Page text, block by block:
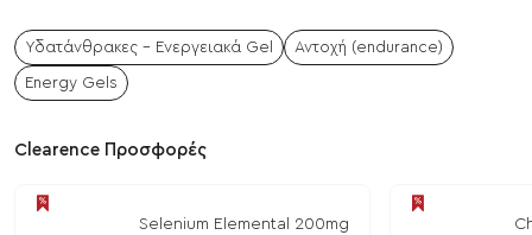
Υδατάνθρακες - Ενεργειακά Gel Αντοχή (endurance)
Energy Gels
Clearence Προσφορές
Selenium Elemental 200mg